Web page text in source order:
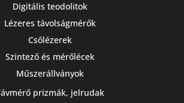
Digitális teodolitok
Lézeres távolságmérők
Csőlézerek
Szintező és mérőlécek
Műszerállványok
prizmák, jelrudak